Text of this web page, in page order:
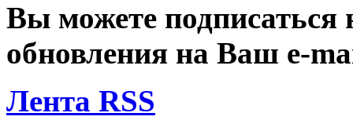
Вы можете подписаться
обновления на Ваш e-
Лента RSS